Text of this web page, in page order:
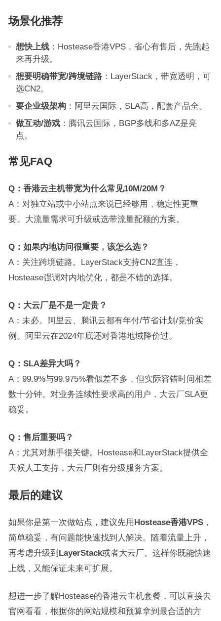
场景化推荐
想快上线：Hostease香港VPS，省心有售后，先跑起
来再升级。
想要明确带宽/跨境链路：LayerStack，带宽透明，可
选CN2。
要企业级架构：阿里云国际，SLA高，配套产品全。
做互动/游戏：腾讯云国际，BGP多线和多AZ是亮
点。
常见FAQ
Q：香港云主机带宽为什么常见10M/20M？
A：对独立站或中小站点来说已经够用，稳定性更重
要。大流量需求可升级或选带流量配额的方案。
Q：如果内地访问很重要，该怎么选？
A：关注跨境链路。LayerStack支持CN2直连，
Hostease强调对内地优化，都是不错的选择。
Q：大云厂是不是一定贵？
A：未必。阿里云、腾讯云都有年付/节省计划/竞价实
例。阿里云在2024年底还对香港地域降价过。
Q：SLA差异大吗？
A：99.9%与99.975%看似差不多，但实际容错时间相差
数十分钟。对业务连续性要求高的用户，大云厂SLA更
稳妥。
Q：售后重要吗？
A：尤其对新手很关键。Hostease和LayerStack提供全
天候人工支持，大云厂则有分级服务方案。
最后的建议
如果你是第一次做站点，建议先用 Hostease香港VPS，
简单稳妥，有问题能快速找到人解决。随着流量上升，
再考虑升级到 LayerStack或者大云厂。这样你既能快速
上线，又能保证未来可扩展。
想进一步了解Hostease的香港云主机套餐，可以直接去
官网看看，根据你的网站规模和预算拿到最合适的方